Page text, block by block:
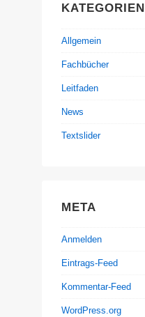
KATEGORIEN
Allgemein
Fachbücher
Leitfaden
News
Textslider
META
Anmelden
Eintrags-Feed
Kommentar-Feed
WordPress.org